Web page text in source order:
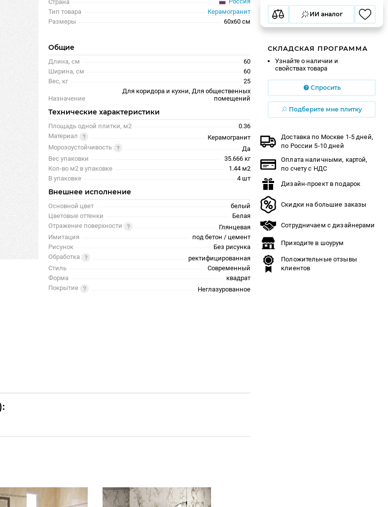
Страна
Тип товара
Керамогранит
Размеры
60x60 см
Общие
Длина, см
60
Ширина, см
60
Вес, кг
25
Назначение
Для коридора и кухни, Для общественных
помещений
Технические характеристики
Площадь одной плитки, м2
0.36
Материал
Керамогранит
Морозоустойчивость
Да
Вес упаковки
35.666 кг
Кол-во м2 в упаковке
1.44 м2
В упаковке
4 шт
Внешнее исполнение
Основной цвет
белый
Цветовые оттенки
Белая
Отражение поверхности
Глянцевая
Имитация
под бетон / цемент
Рисунок
Без рисунка
Обработка
ректифицированная
Стиль
Современный
Форма
квадрат
Покрытие
Неглазурованное
ИИ аналог
СКЛАДСКАЯ ПРОГРАММА
Узнайте о наличии и
свойствах товара
Спросить
Подберите мне плитку
Доставка по Москве 1-5 дней,
по России 5-10 дней
Оплата наличными, картой,
по счету с НДС
Дизайн-проект в подарок
Скидки на большие заказы
Сотрудничаем с дизайнерами
Приходите в шоурум
Положительные отзывы
клиентов